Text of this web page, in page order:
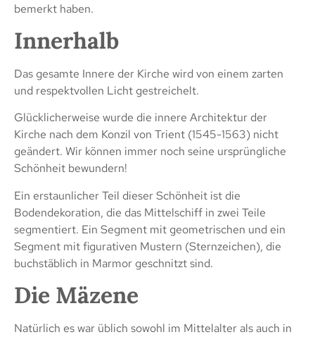
bemerkt haben.
Innerhalb
Das gesamte Innere der Kirche wird von einem zarten
und respektvollen Licht gestreichelt.
Glücklicherweise wurde die innere Architektur der
Kirche nach dem Konzil von Trient (1545-1563) nicht
geändert. Wir können immer noch seine ursprüngliche
Schönheit bewundern!
Ein erstaunlicher Teil dieser Schönheit ist die
Bodendekoration, die das Mittelschiff in zwei Teile
segmentiert. Ein Segment mit geometrischen und ein
Segment mit figurativen Mustern (Sternzeichen), die
buchstäblich in Marmor geschnitzt sind.
Die Mäzene
Natürlich es war üblich sowohl im Mittelalter als auch in